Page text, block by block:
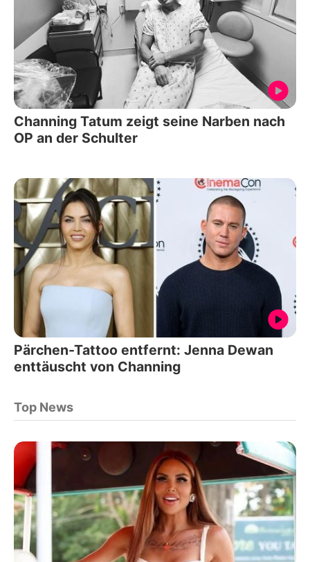
Channing Tatum zeigt seine Narben nach
OP an der Schulter
Pärchen-Tattoo entfernt: Jenna Dewan
enttäuscht von Channing
Top News